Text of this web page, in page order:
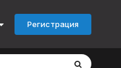
Регистрация